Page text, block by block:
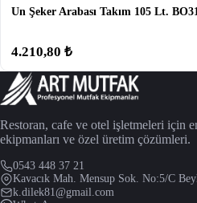
Un Şeker Arabası Takım 105 Lt.
4.210,80 ₺
Restoran, cafe ve otel işletmeleri için
ekipmanları ve özel üretim çözümleri.
0543 448 37 21
Kavacık Mah. Mensup Sok. No:5/C
k.dilek81@gmail.com